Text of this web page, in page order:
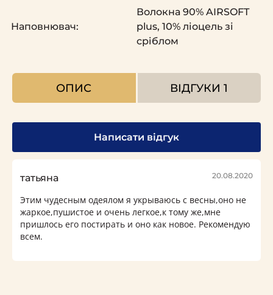
Наповнювач:
Волокна 90% AIRSOFT
plus, 10% ліоцель зі
сріблом
ОПИС ВІДГУКИ1
Написати відгук
татьяна 20.08.2020
Этим чудесным одеялом я укрываюсь с весны,оно не
жаркое,пушистое и очень легкое,к тому же,мне
пришлось его постирать и оно как новое. Рекомендую
всем.